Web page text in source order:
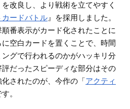
改良し、より戦術を立てやすく
ードバトル 』を採用しました。
番表示がカード化されたことに
空白カードを置くことで、時間
グで行われるのかがハッキリ分
だったスピーディな部分はその
されたのが、今作の「アクティ
。